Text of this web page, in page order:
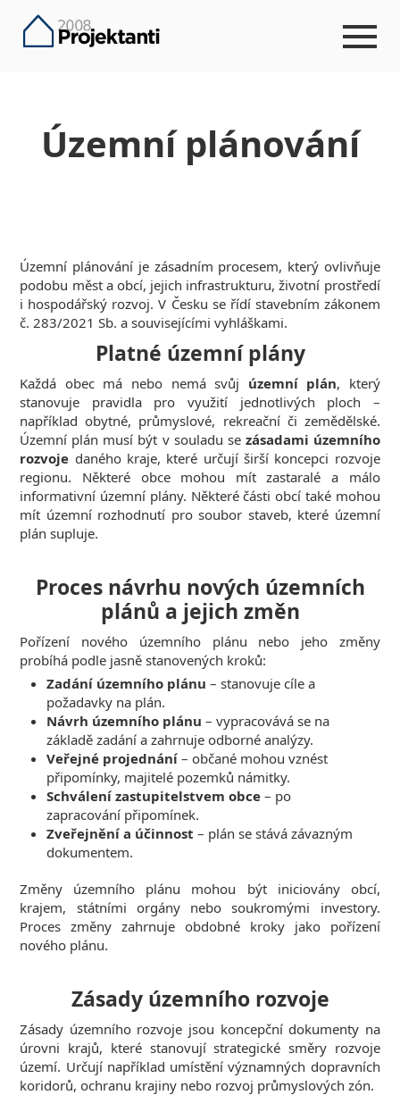
Územní plánování
Územní plánování je zásadním procesem, který ovlivňuje
podobu měst a obcí, jejich infrastrukturu, životní prostředí
i hospodářský rozvoj. V Česku se řídí stavebním zákonem
č. 283/2021 Sb. a souvisejícími vyhláškami.
Platné územní plány
Každá obec má nebo nemá svůj územní plán, který
stanovuje pravidla pro využití jednotlivých ploch –
například obytné, průmyslové, rekreační či zemědělské.
Územní plán musí být v souladu se zásadami územního
rozvoje daného kraje, které určují širší koncepci rozvoje
regionu. Některé obce mohou mít zastaralé a málo
informativní územní plány. Některé části obcí také mohou
mít územní rozhodnutí pro soubor staveb, které územní
plán supluje.
Proces návrhu nových územních
plánů a jejich změn
Pořízení nového územního plánu nebo jeho změny
probíhá podle jasně stanovených kroků:
Zadání územního plánu – stanovuje cíle a
požadavky na plán.
Návrh územního plánu – vypracovává se na
základě zadání a zahrnuje odborné analýzy.
Veřejné projednání – občané mohou vznést
připomínky, majitelé pozemků námitky.
Schválení zastupitelstvem obce – po
zapracování připomínek.
Zveřejnění a účinnost – plán se stává závazným
dokumentem.
Změny územního plánu mohou být iniciovány obcí,
krajem, státními orgány nebo soukromými investory.
Proces změny zahrnuje obdobné kroky jako pořízení
nového plánu.
Zásady územního rozvoje
Zásady územního rozvoje jsou koncepční dokumenty na
úrovni krajů, které stanovují strategické směry rozvoje
území. Určují například umístění významných dopravních
koridorů, ochranu krajiny nebo rozvoj průmyslových zón.